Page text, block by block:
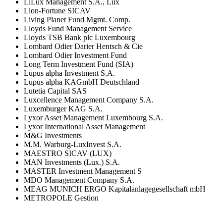
Lion-Fortune SICAV
Living Planet Fund Mgmt. Comp.
Lloyds Fund Management Service
Lloyds TSB Bank plc Luxembourg
Lombard Odier Darier Hentsch & Cie
Lombard Odier Investment Fund
Long Term Investment Fund (SIA)
Lupus alpha Investment S.A.
Lupus alpha KAGmbH Deutschland
Lutetia Capital SAS
Luxcellence Management Company S.A.
Luxemburger KAG S.A.
Lyxor Asset Management Luxembourg S.A.
Lyxor International Asset Management
M&G Investments
M.M. Warburg-LuxInvest S.A.
MAESTRO SICAV (LUX)
MAN Investments (Lux.) S.A.
MASTER Investment Management S
MDO Management Company S.A.
MEAG MUNICH ERGO Kapitalanlagegesellschaft mbH
METROPOLE Gestion